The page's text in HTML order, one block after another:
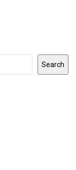
Search